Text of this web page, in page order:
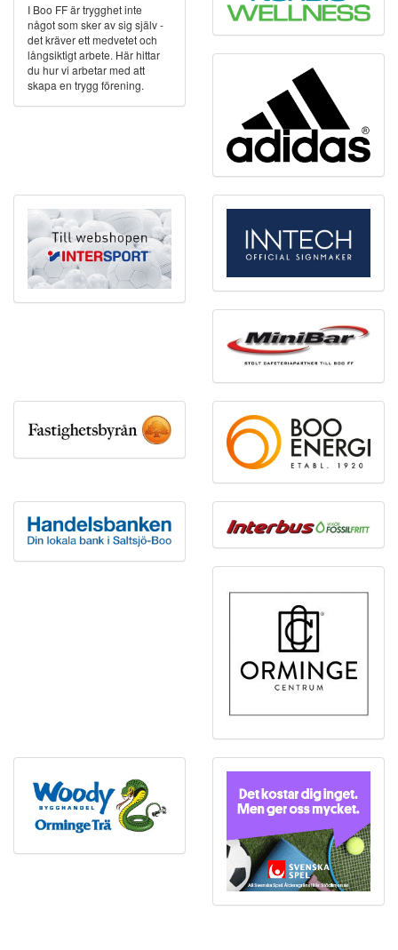
I Boo FF är trygghet inte
något som sker av sig själv -
det kräver ett medvetet och
långsiktigt arbete. Här hittar
du hur vi arbetar med att
skapa en trygg förening.